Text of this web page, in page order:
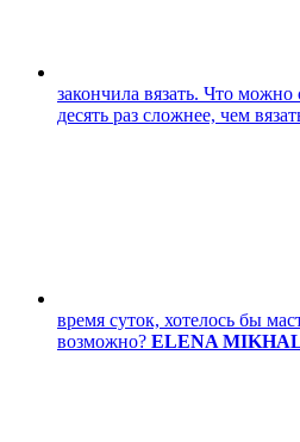
закончила вязать. Что можно
десять раз сложнее, чем
время суток, хотелось бы
возможно? ELENA